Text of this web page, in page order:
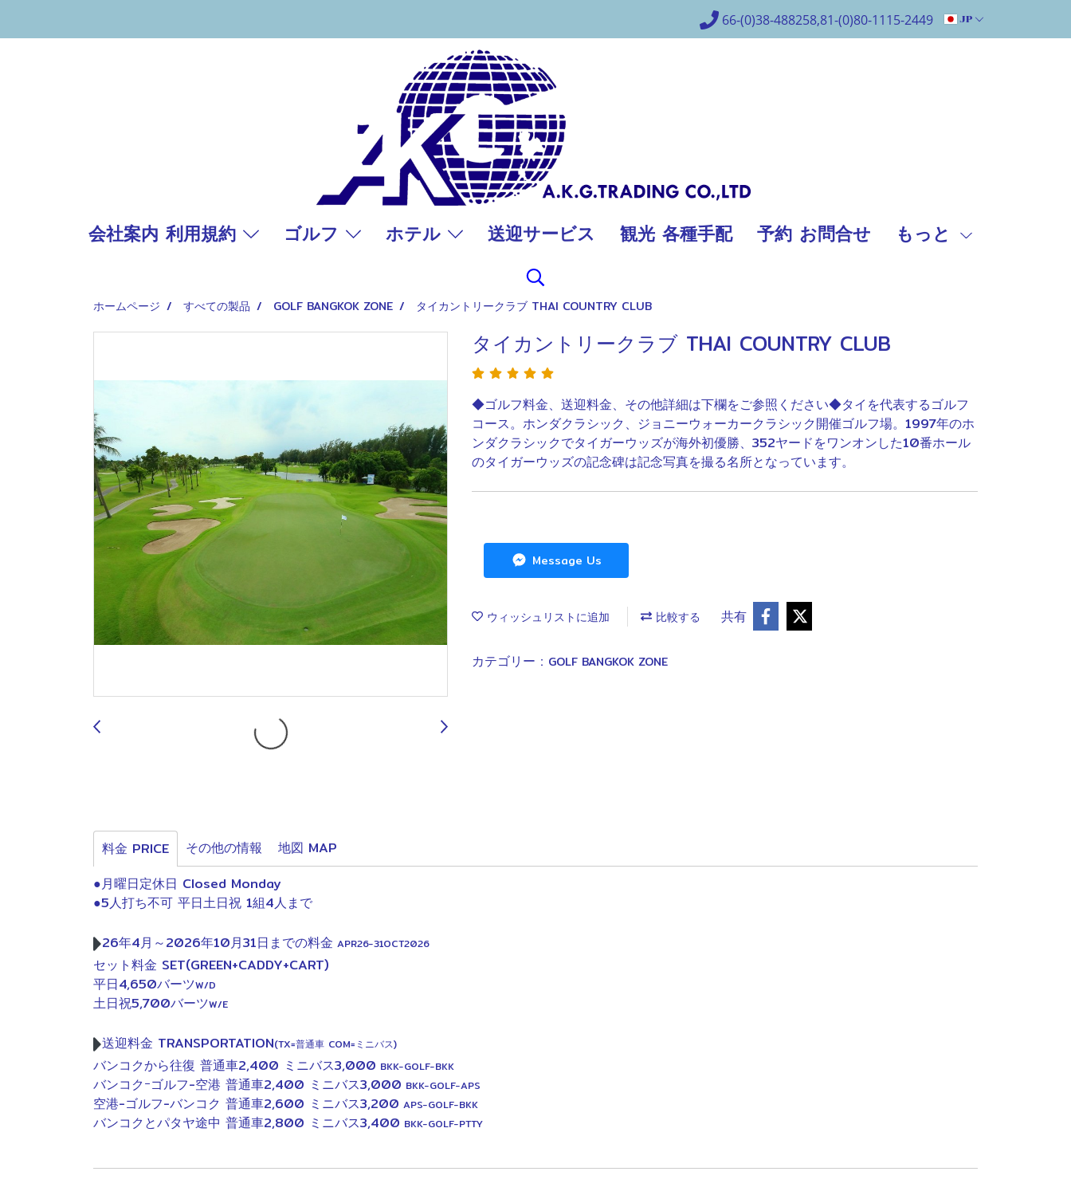
66-(0)38-488258,81-(0)80-1115-2449 JP
会社案内 利用規約 ゴルフ ホテル 送迎サービス 観光 各種手配 予約 お問合せ もっと
ホームページ すべての製品 GOLF BANGKOK ZONE タイカントリークラブ THAI COUNTRY CLUB
タイカントリークラブ THAI COUNTRY CLUB
◆ゴルフ料金、送迎料金、その他詳細は下欄をご参照ください◆タイを代表するゴルフ
コース。ホンダクラシック、ジョニーウォーカークラシック開催ゴルフ場。1997年のホ
ンダクラシックでタイガーウッズが海外初優勝、352ヤードをワンオンした10番ホール
のタイガーウッズの記念碑は記念写真を撮る名所となっています。
Message Us
ウィッシュリストに追加 比較する 共有
カテゴリー : GOLF BANGKOK ZONE
料金 PRICE その他の情報
地図 MAP
●月曜日定休日 Closed Monday
●5人打ち不可 平日土日祝 1組4人まで
26年4月～2026年10月31日までの料金 APR26-31OCT2026
セット料金 SET(GREEN+CADDY+CART)
平日4,650バーツW/D
土日祝5,700バーツW/E
送迎料金 TRANSPORTATION(TX=普通車 COM=ミニバス)
バンコクから往復 普通車2,400 ミニバス3,000 BKK-GOLF-BKK
バンコクｰゴルフ-空港 普通車2,400 ミニバス3,000 BKK-GOLF-APS
空港-ゴルフ-バンコク 普通車2,600 ミニバス3,200 APS-GOLF-BKK
バンコクとパタヤ途中 普通車2,800 ミニバス3,400 BKK-GOLF-PTTY